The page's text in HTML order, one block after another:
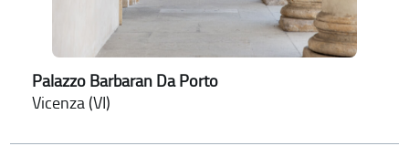
Palazzo Barbaran Da Porto
Vicenza (VI)